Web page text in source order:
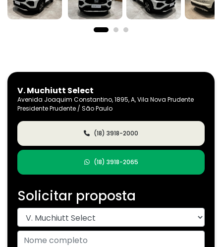
V. Muchiutt Select
Avenida Joaquim Constantino, 1895, A, Vila Nova Prudente
Presidente Prudente / São Paulo
(18) 3918-2000
(18) 3918-2065
Solicitar proposta